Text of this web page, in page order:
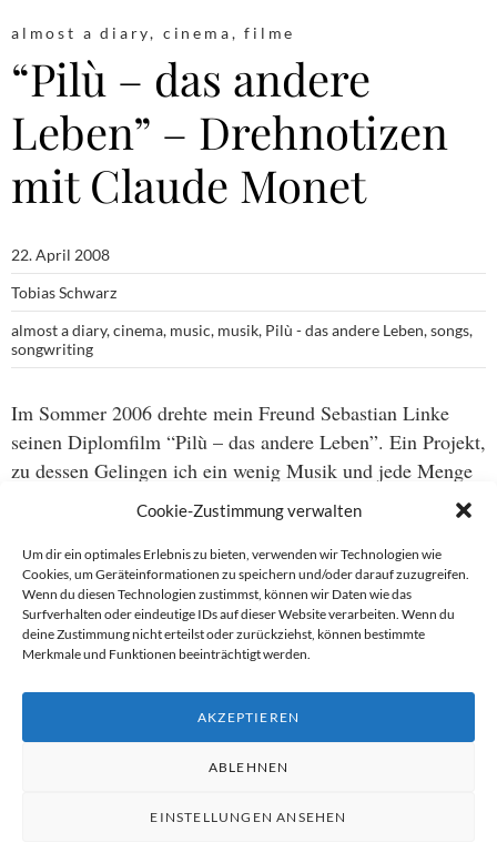
Cookie-Zustimmung verwalten
Um dir ein optimales Erlebnis zu bieten, verwenden wir Technologien wie
Cookies, um Geräteinformationen zu speichern und/oder darauf zuzugreifen.
Wenn du diesen Technologien zustimmst, können wir Daten wie das
Surfverhalten oder eindeutige IDs auf dieser Website verarbeiten. Wenn du
deine Zustimmung nicht erteilst oder zurückziehst, können bestimmte
Merkmale und Funktionen beeinträchtigt werden.
AKZEPTIEREN
ABLEHNEN
EINSTELLUNGEN ANSEHEN
almost a diary, cinema,filme
“Pilù – das andere
Leben” – Drehnotizen
mit Claude Monet
22. April 2008
Tobias Schwarz
almost a diary,cinema, music, musik, Pilù - das andere Leben,songs,
songwriting
Im Sommer 2006 drehte mein Freund Sebastian Linke
seinen Diplomfilm “Pilù – das andere Leben”. Ein Projekt,
zu dessen Gelingen ich ein wenig Musik und jede Menge
Ton beisteuern konnte. Jetzt hat er das Geschehen vor,
dabei und nach dem Dreh auf seiner Webseite
show.dein einem lesenswerten Textzusammengefaßt.
Sicher spannend für jeden, der sich für Filme – und vor
allem deren Realisierung ohne oder nur mit sehr kleinen
Budgets interessiert. Meine Songs zum Film inklusive
Kategorie “Songs”oder aber auf der Webseite des Films
Sehen und Hören“.